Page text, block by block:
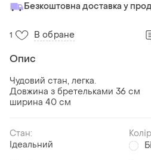
Безкоштовна доставка у
1 В обране
Опис
Чудовий стан, легка.
Довжина з бретельками 36 см
ширина 40 см
Стан:
Ідеальний